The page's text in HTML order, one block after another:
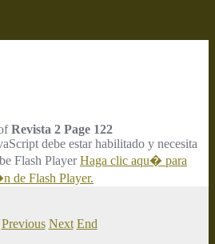
Revista 2 Page 122
debe estar habilitado y necesita
Flash PlayerHaga clic aqu� para
de Flash Player.
Previous Next End